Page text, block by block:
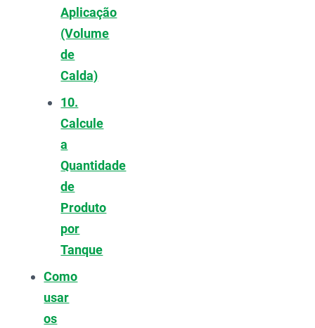
Aplicação
(Volume
de
Calda)
10.
Calcule
a
Quantidade
de
Produto
por
Tanque
Como
usar
os